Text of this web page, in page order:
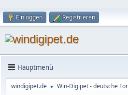
Einloggen Registrieren
Hauptmenü
windigipet.de ► Win-Digipet - deutsche